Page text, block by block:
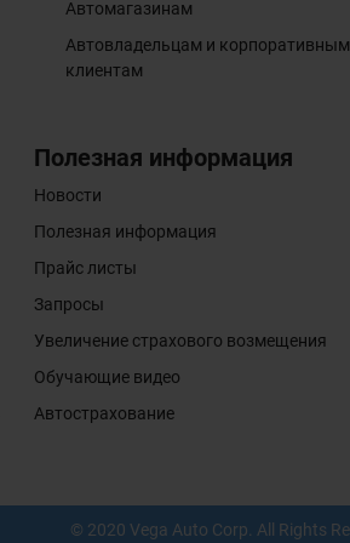
Автомагазинам
Автовладельцам и корпоративным
клиентам
Полезная информация
Новости
Полезная информация
Прайс листы
Запросы
Увеличение страхового возмещения
Обучающие видео
Автострахование
© 2020 Vega Auto Corp. All Rights